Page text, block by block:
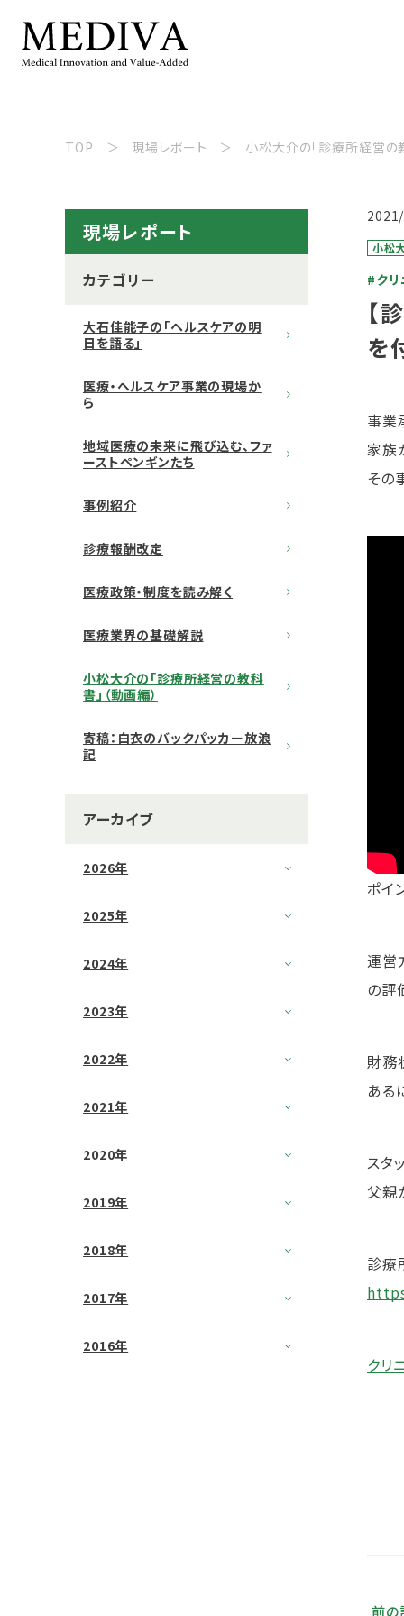
TOP 現場レポート 小松大介の「診療所経営の
現場レポート
カテゴリー
大石佳能子の「ヘルスケアの明
日を語る」
医療・ヘルスケア事業の現場か
ら
地域医療の未来に飛び込む、ファ
ーストペンギンたち
事例紹介
診療報酬改定
医療政策・制度を読み解く
医療業界の基礎解説
小松大介の「診療所経営の教科
書」（動画編）
寄稿：白衣のバックパッカー放浪
記
アーカイブ
2026年
2025年
2024年
2023年
2022年
2021年
2020年
2019年
2018年
2017年
2016年
小松
#ク
【
を
事業
家族
その
ポイ
運営
の評
財務
ある
スタ
父親
診療
クリ
前の